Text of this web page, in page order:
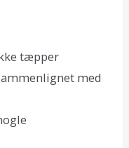
tæpper
med